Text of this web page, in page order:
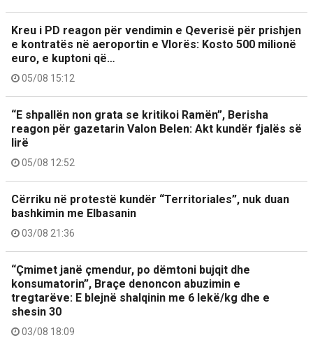
Kreu i PD reagon për vendimin e Qeverisë për prishjen
e kontratës në aeroportin e Vlorës: Kosto 500 milionë
euro, e kuptoni që…
05/08 15:12
“E shpallën non grata se kritikoi Ramën”, Berisha
reagon për gazetarin Valon Belen: Akt kundër fjalës së
lirë
05/08 12:52
Cërriku në protestë kundër “Territoriales”, nuk duan
bashkimin me Elbasanin
03/08 21:36
“Çmimet janë çmendur, po dëmtoni bujqit dhe
konsumatorin”, Braçe denoncon abuzimin e
tregtarëve: E blejnë shalqinin me 6 lekë/kg dhe e
shesin 30
03/08 18:09